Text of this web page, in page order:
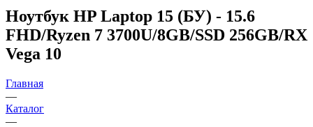
Ноутбук HP Laptop 15 (БУ) - 15.6
FHD/Ryzen 7 3700U/8GB/SSD 256GB/RX
Vega 10
Главная
—
Каталог
—